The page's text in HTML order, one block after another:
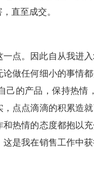
直至成交。
点。因此自从我进
做任何细小的事情
己的产品，保持热情
点点滴滴的积累造
热情的态度都抱以
是我在销售工作中